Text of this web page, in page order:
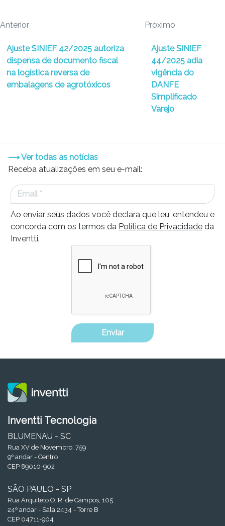
Anterior
Ajuste SINIEF 42/2025 autoriza
dispensa de documento fiscal
na logística reversa de
embalagens de agrotóxicos
Próximo
Ajuste SINIEF
44/2025 adia
vigência do
DANFE
Simplificado
Varejo
⟶ Ver todas as notícias
Receba atualizações em seu e-mail:
Ao enviar seus dados você declara que leu, entendeu e
concorda com os termos da Política de Privacidade da
Inventti.
Enviar
Inventti Tecnologia
BLUMENAU - SC
Rua XV de Novembro, 759
9º andar - Centro
CEP 89010-902
SÃO PAULO - SP
Rua Arquiteto O. R. de Campos, 105
24º andar - Sala 2434 - Torre B
CEP 04711-904